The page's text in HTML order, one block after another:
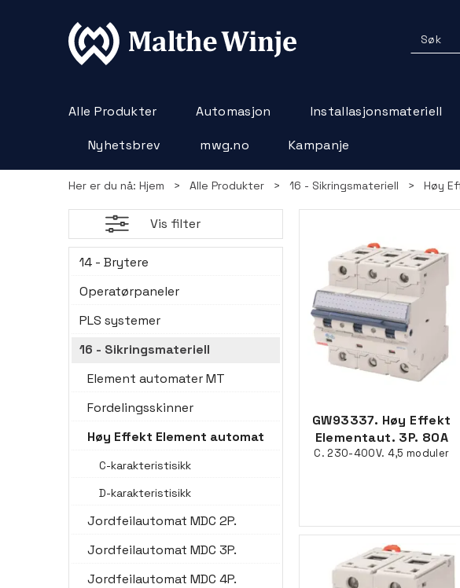
Alle Produkter Automasjon Installasjonsmateriell
Nyhetsbrev mwg.no Kampanje
Her er du nå: Hjem > Alle Produkter > 16 - Sikringsmateriell > Høy
Vis filter
14 - Brytere
Operatørpaneler
PLS systemer
16 - Sikringsmateriell
Element automater MT
Fordelingsskinner
Høy Effekt Element automat
C-karakteristisikk
D-karakteristisikk
Jordfeilautomat MDC 2P.
Jordfeilautomat MDC 3P.
Jordfeilautomat MDC 4P.
GW93337. Høy Effekt
Elementaut. 3P. 80A
C. 230-400V. 4,5 moduler